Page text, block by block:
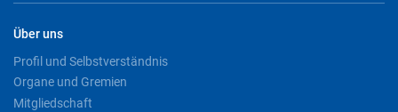
Über uns
Profil und Selbstverständnis
Organe und Gremien
Mitgliedschaft